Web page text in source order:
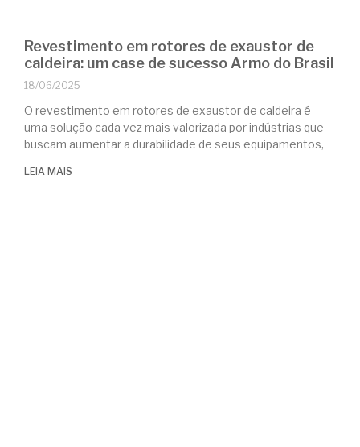
Revestimento em rotores de exaustor de
caldeira: um case de sucesso Armo do Brasil
18/06/2025
O revestimento em rotores de exaustor de caldeira é
uma solução cada vez mais valorizada por indústrias que
buscam aumentar a durabilidade de seus equipamentos,
LEIA MAIS